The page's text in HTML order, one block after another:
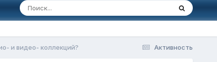
Активность
и видео- коллекций?